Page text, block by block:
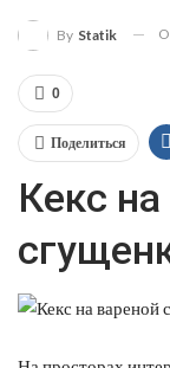
By Statik
0
Поделиться
Кекс